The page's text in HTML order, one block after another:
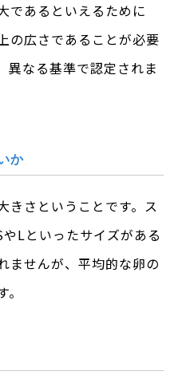
であるといえるために
の広さであることが必要
異なる基準で認定されま
か
きさということです。ス
Lといったサイズがある
ませんが、平均的な卵の